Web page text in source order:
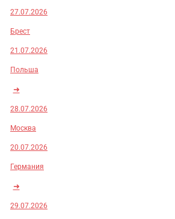
27.07.2026
Брест
21.07.2026
Польша
➜
28.07.2026
Москва
20.07.2026
Германия
➜
29.07.2026